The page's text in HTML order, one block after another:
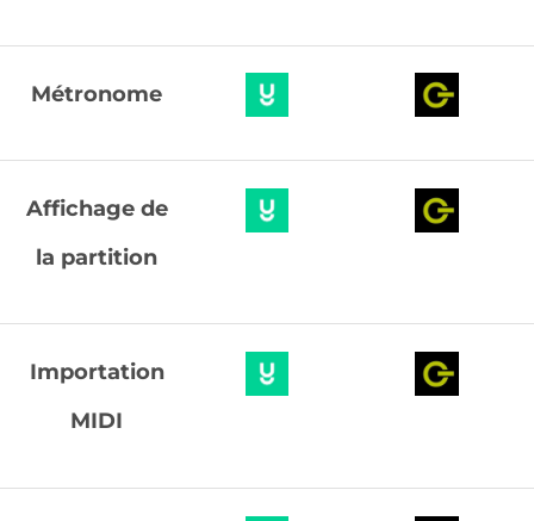
Métronome
Affichage de
la partition
Importation
MIDI